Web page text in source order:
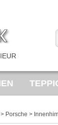
> Porsche >